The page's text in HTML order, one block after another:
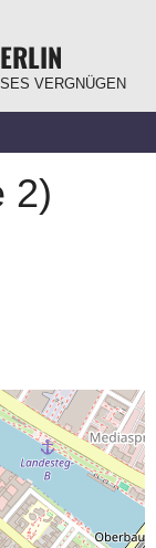
VERGNÜGEN
2)